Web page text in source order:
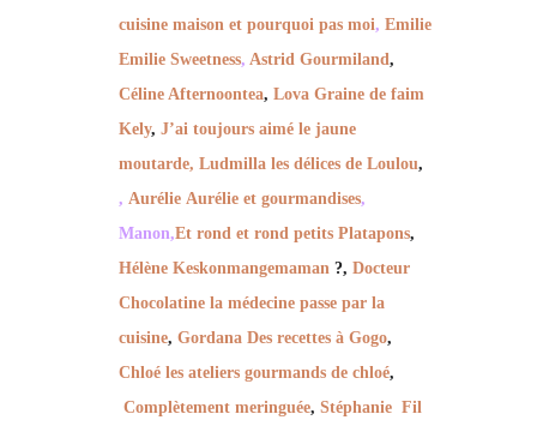
cuisine maison et pourquoi pas moi, Emilie
Emilie Sweetness, Astrid Gourmiland,
Céline Afternoontea, Lova Graine de faim
Kely, J’ai toujours aimé le jaune
moutarde, Ludmilla les délices de Loulou,
, Aurélie Aurélie et gourmandises,
Manon,Et rond et rond petits Platapons,
Hélène Keskonmangemaman ?, Docteur
Chocolatine la médecine passe par la
cuisine, Gordana Des recettes à Gogo,
Chloé les ateliers gourmands de chloé,
Complètement meringuée, Stéphanie Fil